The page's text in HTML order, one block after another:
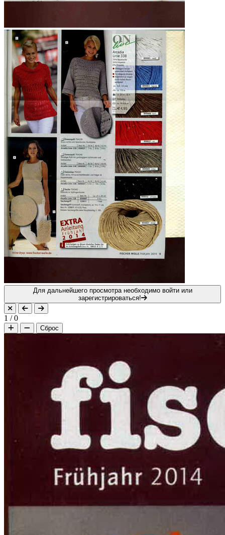
Для дальнейшего просмотра необходимо войти или
зарегистрироваться!
1 /0
Сброс